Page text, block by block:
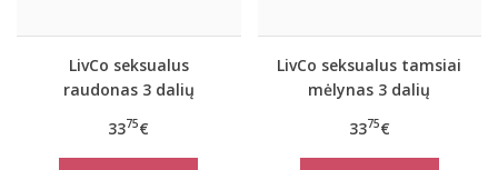
LivCo seksualus
raudonas 3 dalių
3375€
LivCo seksualus tamsiai
mėlynas 3 dalių
3375€